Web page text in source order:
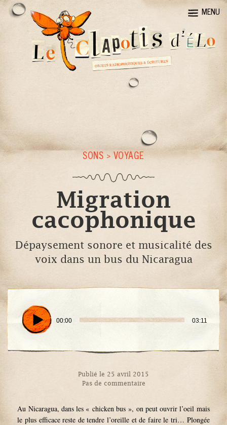
MENU
SONS > VOYAGE
Migration
cacophonique
Dépaysement sonore et musicalité des
voix dans un bus du Nicaragua
00:00 03:11
Publié le 25 avril 2015
Pas de commentaire
Au Nicaragua, dans les « chicken bus », on peut ouvrir l’oeil mais
le plus efficace reste de tendre l’oreille et de faire le tri… Plongée